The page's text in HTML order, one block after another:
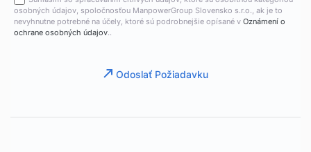
osobných údajov, spoločnosťou ManpowerGroup Slovensko s.r.o., ak je to
nevyhnutne potrebné na účely, ktoré sú podrobnejšie opísané v Oznámení o
ochrane osobných údajov..
Odoslať Požiadavku